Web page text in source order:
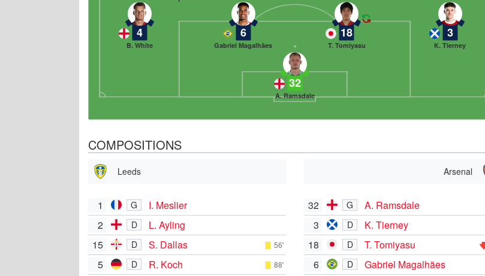
32
A. Ramsdale
4
B. White
6
Gabriel Magalhães
18
T. Tomiyasu
3
K. Tierney
COMPOSITIONS
Leeds
1 G
I. Meslier
2
D
L. Ayling
15
D S. Dallas 56'
5 D R. Koch 88'
Arsenal
32 G
A. Ramsdale
3
D
K. Tierney
18
D T. Tomiyasu
6 D
Gabriel Magalhães